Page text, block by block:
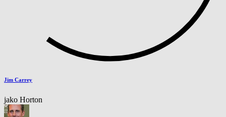
Jim Carrey
jako Horton